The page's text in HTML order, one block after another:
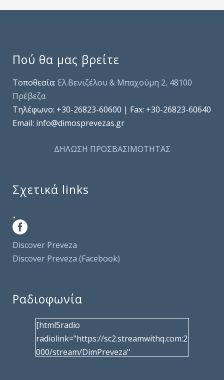
Πού θα μας βρείτε
Τοποθεσία: Ελ.Βενιζέλου & Μπαχούμη 2, 48100
Πρέβεζα
Τηλέφωνo: +30-26823-60600 | Fax: +30-26823-60640
Email: info@dimosprevezas.gr
ΔΗΛΩΣΗ ΠΡΟΣΒΑΣΙΜΟΤΗΤΑΣ
Σχετικά links
.
Discover Preveza
Discover Preveza (Facebook)
Ραδιοφωνία
[html5radio
radiolink="https://sc2.streamwithq.com:2
000/stream/DimPreveza"